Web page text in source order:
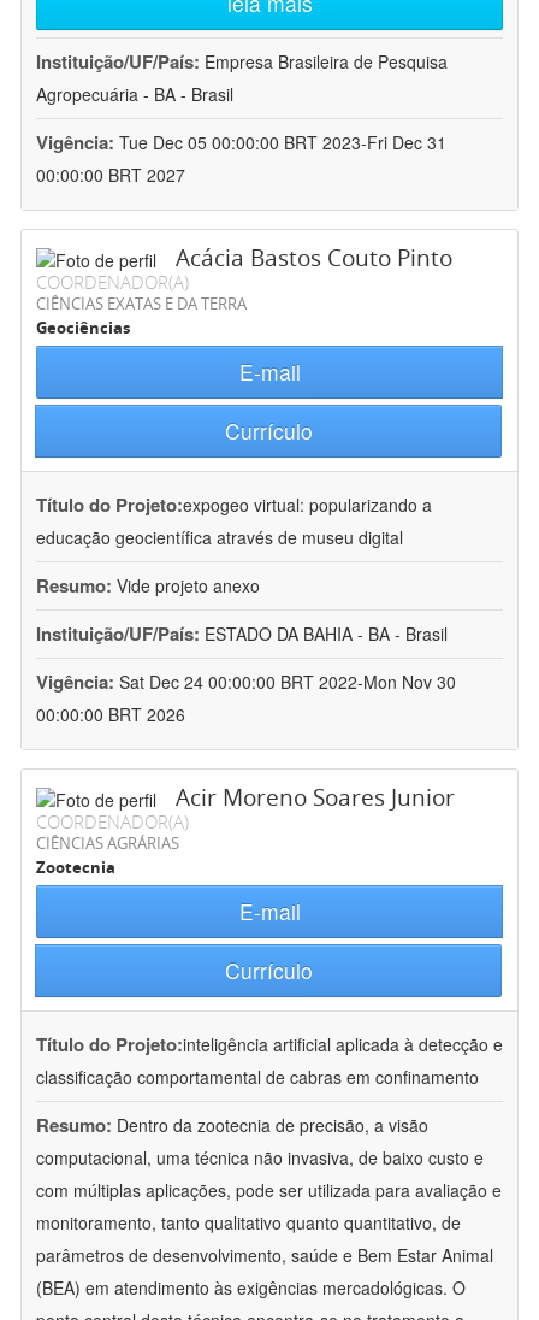
Instituição/UF/País: Empresa Brasileira de Pesquisa
Agropecuária - BA - Brasil
Vigência: Tue Dec 05 00:00:00 BRT 2023-Fri Dec 31
00:00:00 BRT 2027
Acácia Bastos Couto Pinto
COORDENADOR(A)
CIÊNCIAS EXATAS E DA TERRA
Geociências
E-mail
Currículo
Título do Projeto:expogeo virtual: popularizando a
educação geocientífica através de museu digital
Resumo: Vide projeto anexo
Instituição/UF/País: ESTADO DA BAHIA - BA - Brasil
Vigência: Sat Dec 24 00:00:00 BRT 2022-Mon Nov 30
00:00:00 BRT 2026
Acir Moreno Soares Junior
COORDENADOR(A)
CIÊNCIAS AGRÁRIAS
Zootecnia
E-mail
Currículo
Título do Projeto:inteligência artificial aplicada à detecção e
classificação comportamental de cabras em confinamento
Resumo: Dentro da zootecnia de precisão, a visão
computacional, uma técnica não invasiva, de baixo custo e
com múltiplas aplicações, pode ser utilizada para avaliação e
monitoramento, tanto qualitativo quanto quantitativo, de
parâmetros de desenvolvimento, saúde e Bem Estar Animal
(BEA) em atendimento às exigências mercadológicas. O